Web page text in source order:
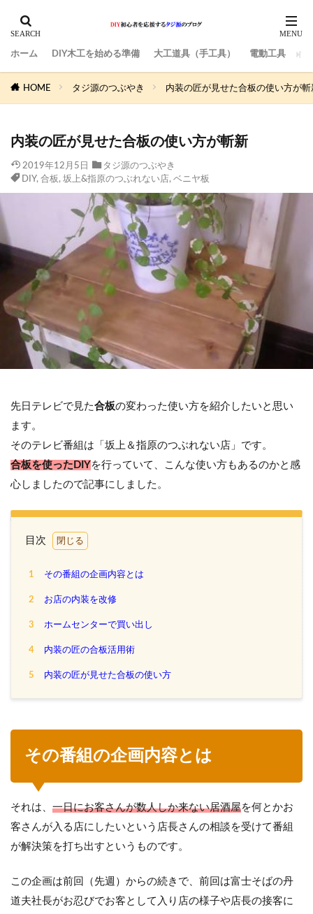
ホーム DIY木工を始める準備 大工道具（手工具） 電動工具 サ
HOME タジ源のつぶやき 内装の匠が見せた合板の使い方が斬
内装の匠が見せた合板の使い方が斬新
2019年12月5日
タジ源のつぶやき
DIY, 合板 , 坂上&指原のつぶれない店, ベニヤ板
先日テレビで見た合板の変わった使い方を紹介したいと思い
ます。
そのテレビ番組は「坂上＆指原のつぶれない店」です。
合板を使ったDIYを行っていて、こんな使い方もあるのかと感
心しましたので記事にしました。
目次
1 その番組の企画内容とは
2 お店の内装を改修
3 ホームセンターで買い出し
4 内装の匠の合板活用術
5 内装の匠が見せた合板の使い方
その番組の企画内容とは
それは、 一日にお客さんが数人しか来ない居酒屋を何とかお
客さんが入る店にしたいという店長さんの相談を受けて番組
が解決策を打ち出すというものです。
この企画は前回（先週）からの続きで、前回は富士そばの丹
道夫社長がお忍びでお客として入り店の様子や店長の接客に